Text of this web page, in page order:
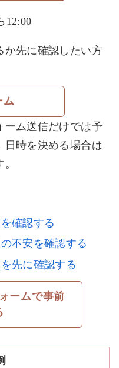
12:00
か先に確認したい方
ム
ーム送信だけでは予
日時を決める場合は
確認する
不安を確認する
先に確認する
ームで事前